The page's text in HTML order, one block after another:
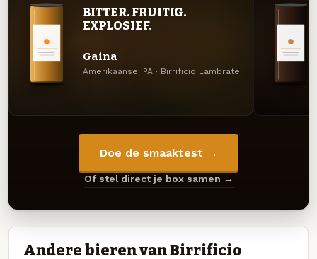
BITTER. FRUITIG.
EXPLOSIEF.
Gaina
Amerikaanse IPA · Birrificio Lambrate
Doe de smaaktest →
Of stel direct je box samen →
Andere bieren van Birrificio